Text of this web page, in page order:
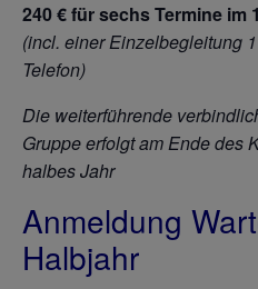
240 € für sechs Termine im
(incl. einer Einzelbegleitung
Telefon)
Die weiterführende
Gruppe erfolgt am Ende des
halbes Jahr
Anmeldung
Halbjahr